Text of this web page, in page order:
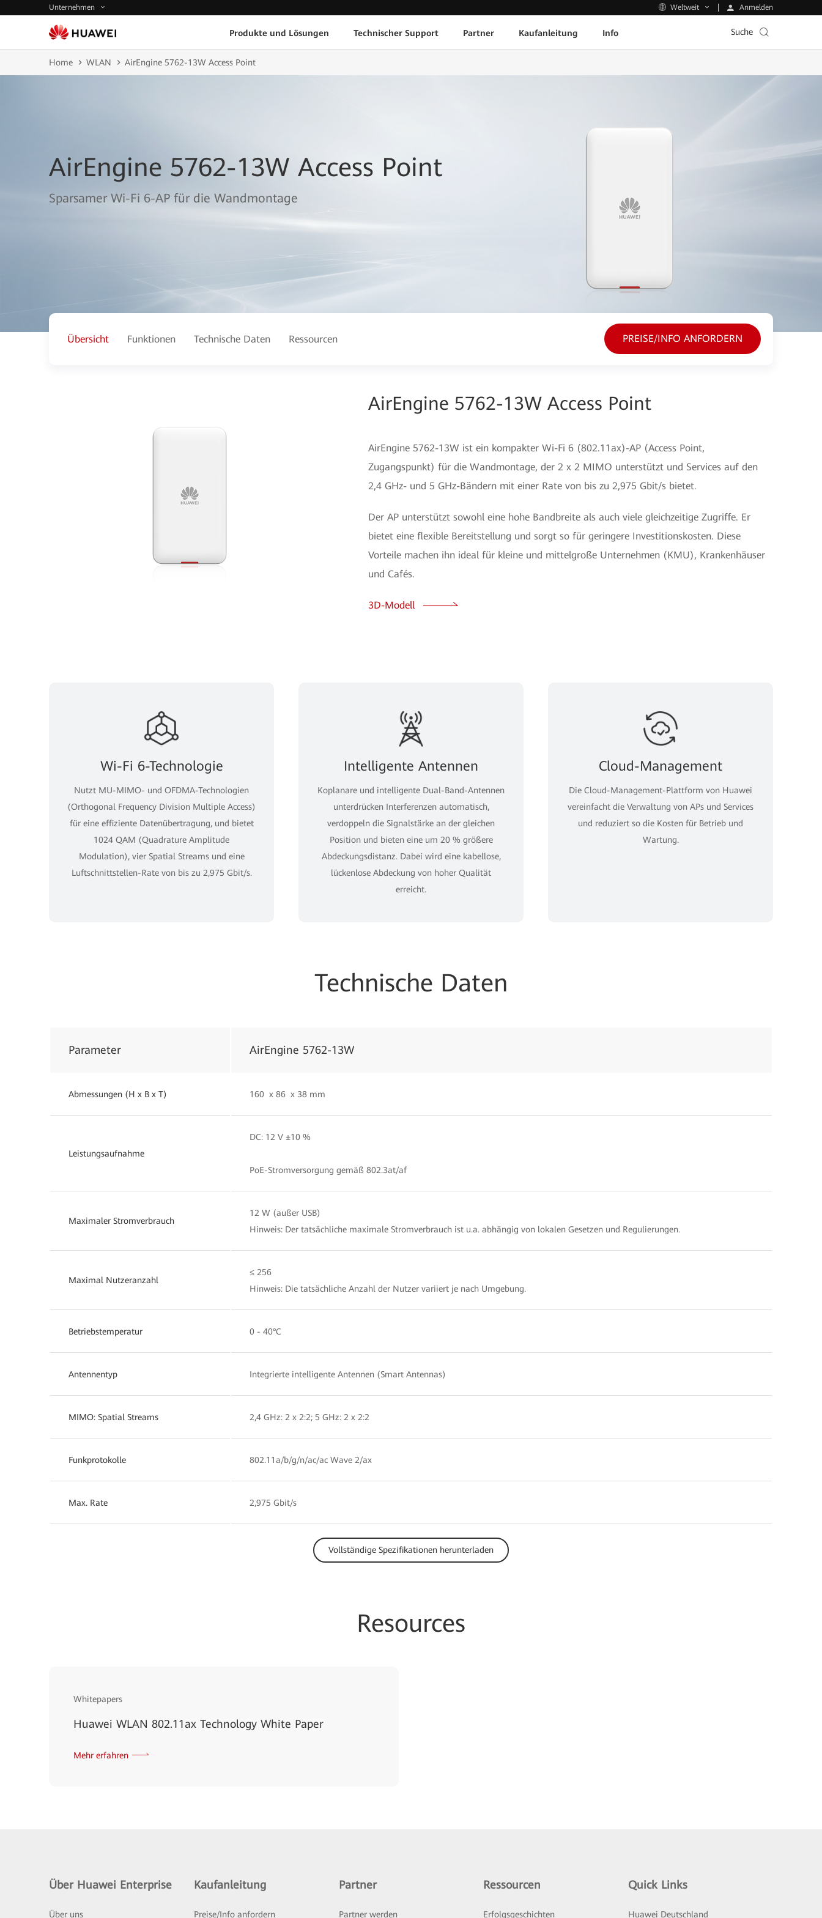
Unternehmen Weltweit Anmelden
Produkte und Lösungen Technischer Support Partner Kaufanleitung Info Suche
Home WLAN AirEngine 5762-13W Access Point
AirEngine 5762-13W Access Point
Sparsamer Wi-Fi 6-AP für die Wandmontage
Übersicht Funktionen Technische Daten Ressourcen PREISE/INFO ANFORDERN
AirEngine 5762-13W Access Point
AirEngine 5762-13W ist ein kompakter Wi-Fi 6 (802.11ax)-AP (Access Point,
Zugangspunkt) für die Wandmontage, der 2 x 2 MIMO unterstützt und Services auf den
2,4 GHz- und 5 GHz-Bändern mit einer Rate von bis zu 2,975 Gbit/s bietet.
Der AP unterstützt sowohl eine hohe Bandbreite als auch viele gleichzeitige Zugriffe. Er
bietet eine flexible Bereitstellung und sorgt so für geringere Investitionskosten. Diese
Vorteile machen ihn ideal für kleine und mittelgroße Unternehmen (KMU), Krankenhäuser
und Cafés.
3D-Modell
Wi-Fi 6-Technologie
Nutzt MU-MIMO- und OFDMA-Technologien
(Orthogonal Frequency Division Multiple Access)
für eine effiziente Datenübertragung, und bietet
1024 QAM (Quadrature Amplitude
Modulation), vier Spatial Streams und eine
Luftschnittstellen-Rate von bis zu 2,975 Gbit/s.
Intelligente Antennen
Koplanare und intelligente Dual-Band-Antennen
unterdrücken Interferenzen automatisch,
verdoppeln die Signalstärke an der gleichen
Position und bieten eine um 20 % größere
Abdeckungsdistanz. Dabei wird eine kabellose,
lückenlose Abdeckung von hoher Qualität
erreicht.
Cloud-Management
Die Cloud-Management-Plattform von Huawei
vereinfacht die Verwaltung von APs und Services
und reduziert so die Kosten für Betrieb und
Wartung.
Technische Daten
Parameter AirEngine 5762-13W
Abmessungen (H x B x T) 160 x 86 x 38 mm
Leistungsaufnahme
DC: 12 V ±10 %
PoE-Stromversorgung gemäß 802.3at/af
Maximaler Stromverbrauch
12 W (außer USB)
Hinweis: Der tatsächliche maximale Stromverbrauch ist u.a. abhängig von lokalen Gesetzen und Regulierungen.
Maximal Nutzeranzahl
≤ 256
Hinweis: Die tatsächliche Anzahl der Nutzer variiert je nach Umgebung.
Betriebstemperatur 0 - 40°C
Antennentyp Integrierte intelligente Antennen (Smart Antennas)
MIMO: Spatial Streams 2,4 GHz: 2 x 2:2; 5 GHz: 2 x 2:2
Funkprotokolle 802.11a/b/g/n/ac/ac Wave 2/ax
Max. Rate 2,975 Gbit/s
Vollständige Spezifikationen herunterladen
Resources
Whitepapers
Huawei WLAN 802.11ax Technology White Paper
Mehr erfahren
Über Huawei Enterprise
Über uns
Kaufanleitung
Preise/Info anfordern
Partner
Partner werden
Ressourcen
Erfolgsgeschichten
Quick Links
Huawei Deutschland